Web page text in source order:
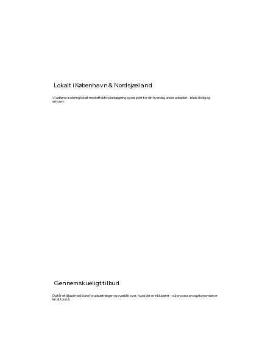
Lokalt i København & Nordsjælland
Vi udfører isolering lokalt med effektiv planlægning og respekt for din hverdag under arbejdet – både i bolig og
erhverv.
Gennemskueligt tilbud
Du får et tilbud med klare forudsætninger og overblik over, hvad der er inkluderet – så processen og økonomien er
let at forstå.